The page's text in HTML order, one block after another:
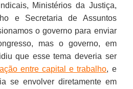
Ministérios da Justiça,
e Secretaria de Assuntos
o governo para enviar
mas o governo, em
que esse tema deveria ser
entre capital e trabalho, e
se envolver diretamente em